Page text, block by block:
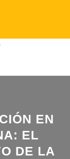
EN
EL
DE LA